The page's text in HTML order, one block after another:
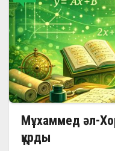
Мұхаммед әл-
құрды